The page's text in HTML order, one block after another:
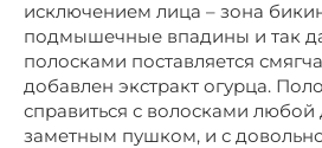
исключением лица – зона
подмышечные впадины и так
полосками поставляется
добавлен экстракт огурца.
справиться с волосками любой
заметным пушком, и с